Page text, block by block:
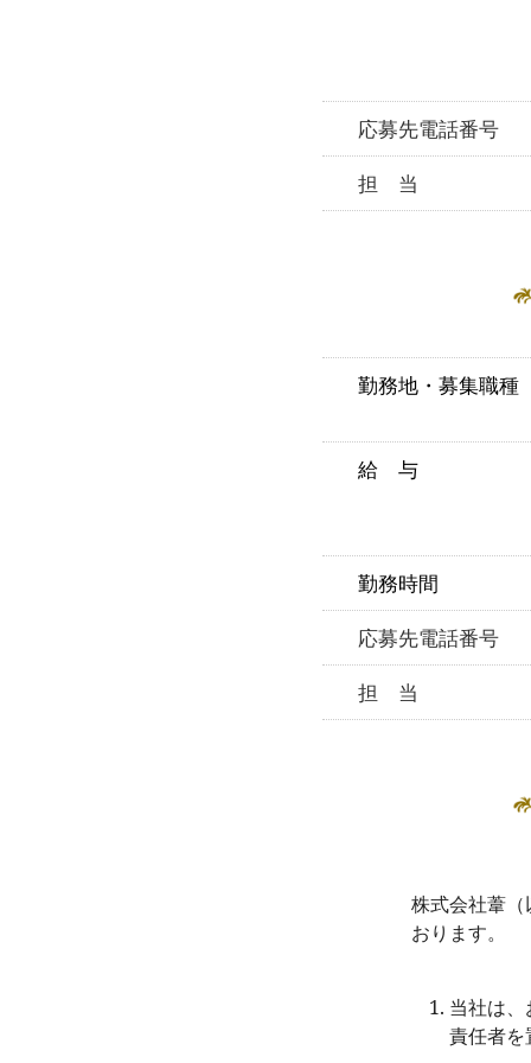
応募先電話番号
担 当
勤務地・募集職種
給 与
勤務時間
応募先電話番号
担 当
株式会社葦
おります。
当社は
責任者を